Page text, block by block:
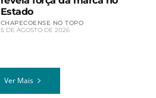
Estado
CHAPECOENSE NO TOPO
5 DE AGOSTO DE 2026
Ver Mais